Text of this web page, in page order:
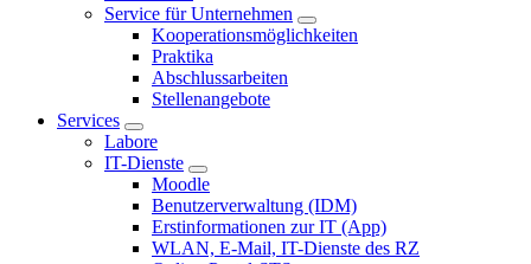
Service für Unternehmen
Kooperationsmöglichkeiten
Praktika
Abschlussarbeiten
Stellenangebote
Services
Labore
IT-Dienste
Moodle
Benutzerverwaltung (IDM)
Erstinformationen zur IT (App)
WLAN, E-Mail, IT-Dienste des RZ